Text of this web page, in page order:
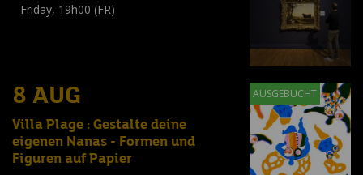
Friday, 19h00 (FR)
8 AUG AUSGEBUCHT
Villa Plage : Gestalte deine
eigenen Nanas - Formen und
Figuren auf Papier